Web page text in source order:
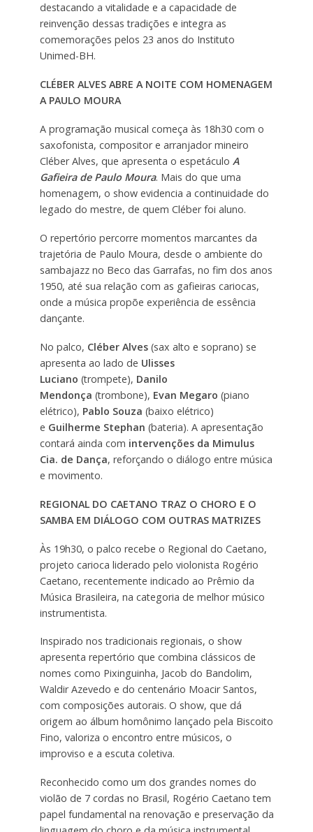
destacando a vitalidade e a capacidade de
reinvenção dessas tradições e integra as
comemorações pelos 23 anos do Instituto
Unimed-BH.
CLÉBER ALVES ABRE A NOITE COM HOMENAGEM
A PAULO MOURA
A programação musical começa às 18h30 com o
saxofonista, compositor e arranjador mineiro
Cléber Alves, que apresenta o espetáculo A
Gafieira de Paulo Moura. Mais do que uma
homenagem, o show evidencia a continuidade do
legado do mestre, de quem Cléber foi aluno.
O repertório percorre momentos marcantes da
trajetória de Paulo Moura, desde o ambiente do
sambajazz no Beco das Garrafas, no fim dos anos
1950, até sua relação com as gafieiras cariocas,
onde a música propõe experiência de essência
dançante.
No palco, Cléber Alves(sax alto e soprano) se
apresenta ao lado de Ulisses
Luciano (trompete), Danilo
Mendonça (trombone), Evan Megaro (piano
elétrico), Pablo Souza (baixo elétrico)
e Guilherme Stephan (bateria). A apresentação
contará ainda com intervenções da Mimulus
Cia. de Dança, reforçando o diálogo entre música
e movimento.
REGIONAL DO CAETANO TRAZ O CHORO E O
SAMBA EM DIÁLOGO COM OUTRAS MATRIZES
Às 19h30, o palco recebe o Regional do Caetano,
projeto carioca liderado pelo violonista Rogério
Caetano, recentemente indicado ao Prêmio da
Música Brasileira, na categoria de melhor músico
instrumentista.
Inspirado nos tradicionais regionais, o show
apresenta repertório que combina clássicos de
nomes como Pixinguinha, Jacob do Bandolim,
Waldir Azevedo e do centenário Moacir Santos,
com composições autorais. O show, que dá
origem ao álbum homônimo lançado pela Biscoito
Fino, valoriza o encontro entre músicos, o
improviso e a escuta coletiva.
Reconhecido como um dos grandes nomes do
violão de 7 cordas no Brasil, Rogério Caetano tem
papel fundamental na renovação e preservação da